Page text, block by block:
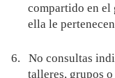
compartido en el
ella le
6.
No consultas
talleres, grupos